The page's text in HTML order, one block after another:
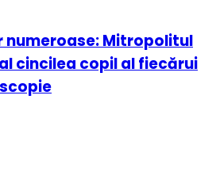
numeroase: Mitropolitul
cincilea copil al fiecărui